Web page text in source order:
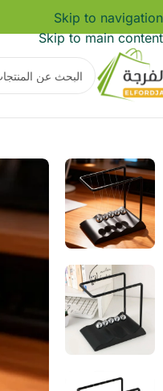
Skip to navigation
Skip to main content